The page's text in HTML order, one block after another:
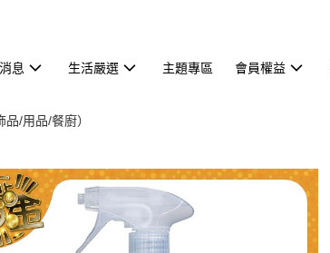
息 生活嚴選 主題專區 會員權益
/用品/餐廚）